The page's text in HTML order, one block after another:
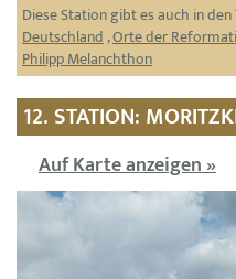
Diese Station gibt es auch in den
Deutschland,Orte der
Philipp Melanchthon
12. STATION:
Auf Karte anzeigen »